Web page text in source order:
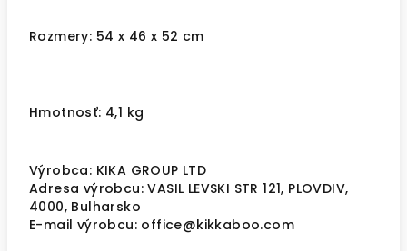
Rozmery: 54 x 46 x 52 cm
Hmotnosť: 4,1 kg
Výrobca: KIKA GROUP LTD
Adresa výrobcu: VASIL LEVSKI STR 121, PLOVDIV,
4000, Bulharsko
E-mail výrobcu: office@kikkaboo.com